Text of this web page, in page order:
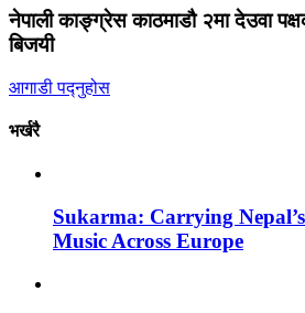
नेपाली काङ्ग्रेस काठमाडौ २मा देउवा
बिजयी
आगाडी पद्नुहोस
भर्खरै
Sukarma: Carrying
Music Across Europe